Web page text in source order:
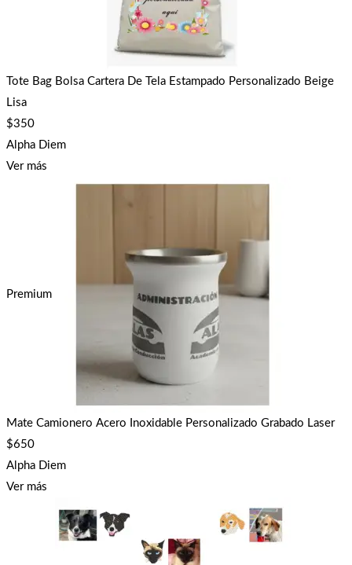
Tote Bag Bolsa Cartera De Tela Estampado Personalizado Beige
Lisa
$350
Alpha Diem
Ver más
Premium
Mate Camionero Acero Inoxidable Personalizado Grabado Laser
$650
Alpha Diem
Ver más